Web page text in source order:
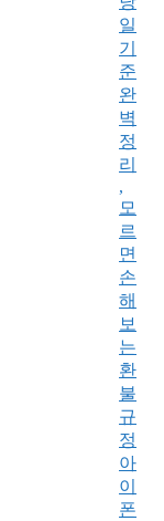
일
기
준
완
벽
정
리
,
모
르
면
손
해
보
는
환
불
규
정
아
이
폰